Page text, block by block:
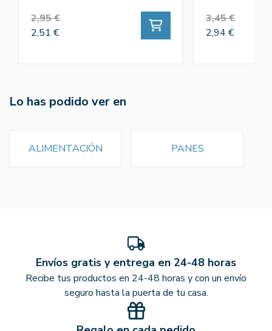
2,95 €
2,51 €
3,45 €
2,94 €
Lo has podido ver en
ALIMENTACIÓN PANES
Envíos gratis y entrega en 24-48 horas
Recibe tus productos en 24-48 horas y con un envío
seguro hasta la puerta de tu casa.